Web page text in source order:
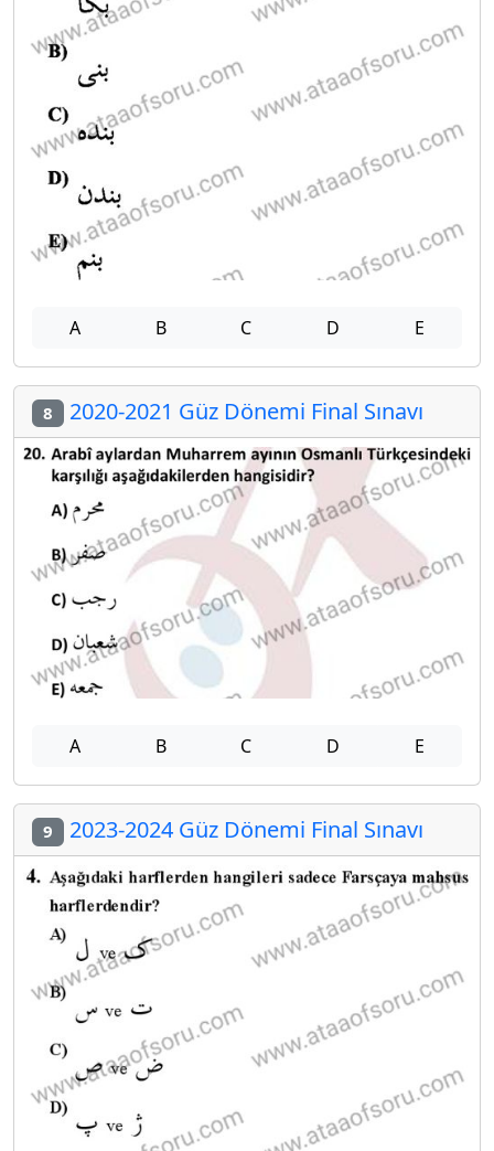
A B C D E
8 2020-2021 Güz Dönemi Final Sınavı
A B C D E
9 2023-2024 Güz Dönemi Final Sınavı